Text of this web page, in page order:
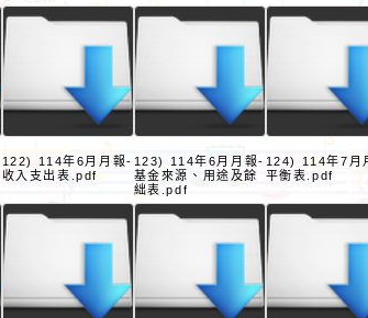
122) 114年6月月報-
收入支出表.pdf
123) 114年6月月報-
基金來源、用途及餘
絀表.pdf
124) 114年7月
平衡表.pdf